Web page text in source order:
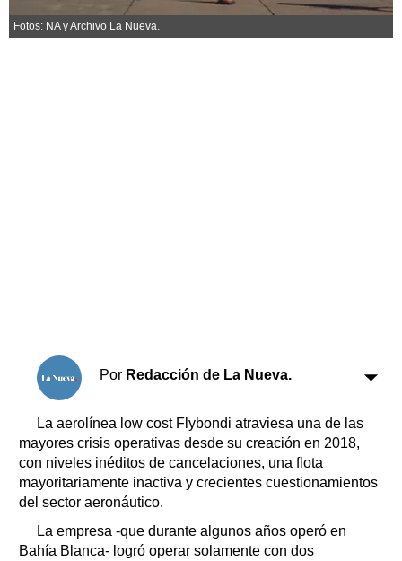
Clasificados
Fotos: NA y Archivo La Nueva.
Por Redacción de La Nueva.
La aerolínea low cost Flybondi atraviesa una de las
mayores crisis operativas desde su creación en 2018,
con niveles inéditos de cancelaciones, una flota
mayoritariamente inactiva y crecientes cuestionamientos
del sector aeronáutico.
La empresa -que durante algunos años operó en
Bahía Blanca- logró operar solamente con dos